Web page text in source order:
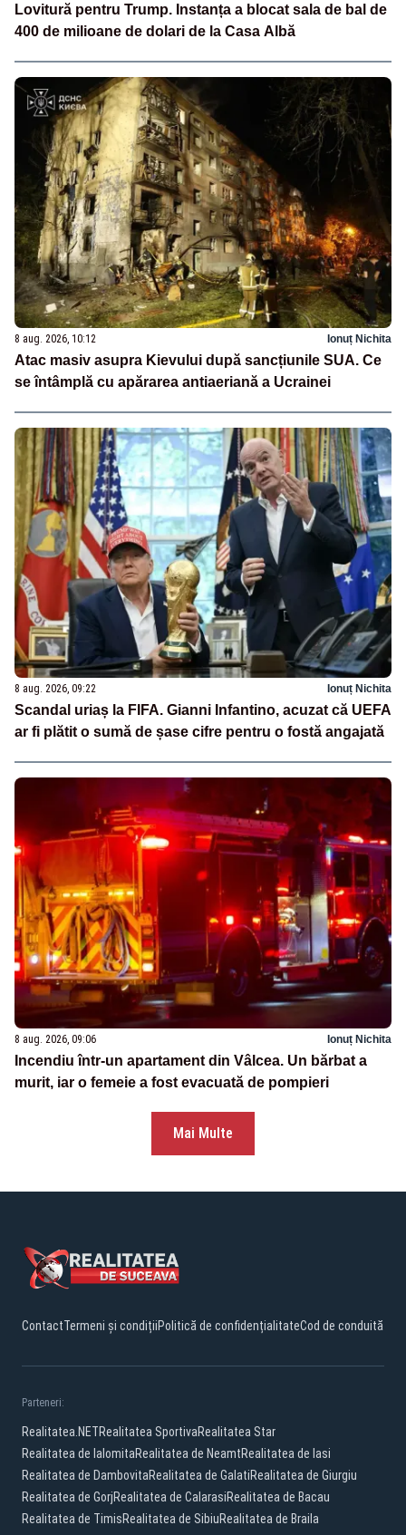
Lovitură pentru Trump. Instanța a blocat sala de bal de
400 de milioane de dolari de la Casa Albă
8 aug. 2026, 10:12 Ionuț Nichita
Atac masiv asupra Kievului după sancțiunile SUA. Ce
se întâmplă cu apărarea antiaeriană a Ucrainei
8 aug. 2026, 09:22 Ionuț Nichita
Scandal uriaș la FIFA. Gianni Infantino, acuzat că UEFA
ar fi plătit o sumă de șase cifre pentru o fostă angajată
8 aug. 2026, 09:06 Ionuț Nichita
Incendiu într-un apartament din Vâlcea. Un bărbat a
murit, iar o femeie a fost evacuată de pompieri
Mai Multe
ContactTermeni și condițiiPolitică de confidențialitateCod de conduită
Parteneri:
Realitatea.NETRealitatea SportivaRealitatea Star
Realitatea de IalomitaRealitatea de NeamtRealitatea de Iasi
Realitatea de DambovitaRealitatea de GalatiRealitatea de Giurgiu
Realitatea de GorjRealitatea de CalarasiRealitatea de Bacau
Realitatea de TimisRealitatea de SibiuRealitatea de Braila